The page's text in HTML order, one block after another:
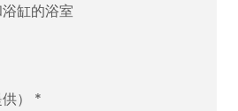
缸的浴室
） *